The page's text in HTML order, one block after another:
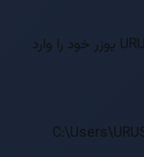
توجه داشته باشید که باید به جای URUSER یوزر خود را وارد